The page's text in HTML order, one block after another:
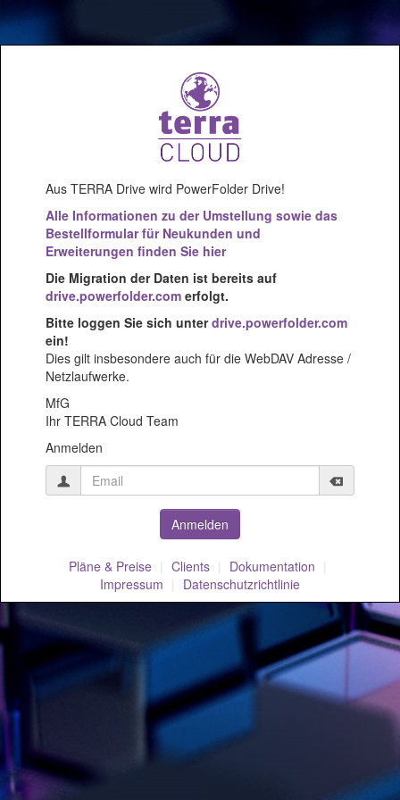
Aus TERRA Drive wird PowerFolder Drive!
Alle Informationen zu der Umstellung sowie das
Bestellformular für Neukunden und
Erweiterungen finden Sie hier
Die Migration der Daten ist bereits auf
drive.powerfolder.com erfolgt.
Bitte loggen Sie sich unterdrive.powerfolder.com
ein!
Dies gilt insbesondere auch für die WebDAV Adresse /
Netzlaufwerke.
MfG
Ihr TERRA Cloud Team
Anmelden
Pläne & Preise Clients
Dokumentation
Impressum
Datenschutzrichtlinie